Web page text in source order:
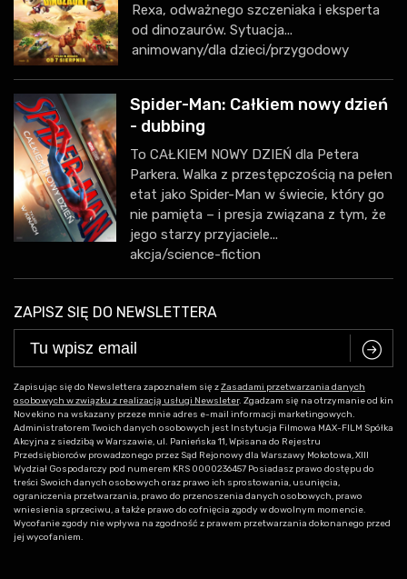
Rexa, odważnego szczeniaka i eksperta
od dinozaurów. Sytuacja...
animowany/dla dzieci/przygodowy
Spider-Man: Całkiem nowy dzień
- dubbing
To CAŁKIEM NOWY DZIEŃ dla Petera
Parkera. Walka z przestępczością na pełen
etat jako Spider-Man w świecie, który go
nie pamięta – i presja związana z tym, że
jego starzy przyjaciele...
akcja/science-fiction
ZAPISZ SIĘ DO NEWSLETTERA
C
Zapisując się do Newslettera zapoznałem się zZasadami przetwarzania danych
osobowych w związku z realizacją usługi Newsleter. Zgadzam się na otrzymanie od kin
Novekino na wskazany przeze mnie adres e-mail informacji marketingowych.
Administratorem Twoich danych osobowych jest Instytucja Filmowa MAX-FILM Spółka
Akcyjna z siedzibą w Warszawie, ul. Panieńska 11, Wpisana do Rejestru
Przedsiębiorców prowadzonego przez Sąd Rejonowy dla Warszawy Mokotowa, XIII
Wydział Gospodarczy pod numerem KRS 0000236457 Posiadasz prawo dostępu do
treści Swoich danych osobowych oraz prawo ich sprostowania, usunięcia,
ograniczenia przetwarzania, prawo do przenoszenia danych osobowych, prawo
wniesienia sprzeciwu, a także prawo do cofnięcia zgody w dowolnym momencie.
Wycofanie zgody nie wpływa na zgodność z prawem przetwarzania dokonanego przed
jej wycofaniem.